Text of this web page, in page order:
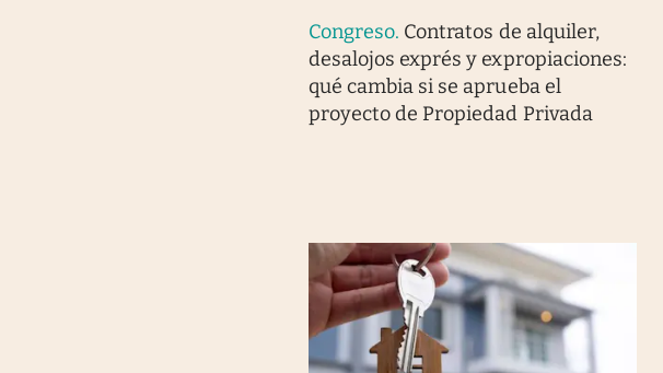
Congreso. Contratos de alquiler,
desalojos exprés y expropiaciones:
qué cambia si se aprueba el
proyecto de Propiedad Privada